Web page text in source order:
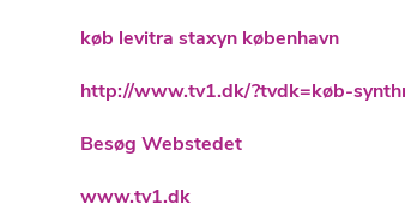
køb levitra staxyn københavn
http://www.tv1.dk/?tvdk=køb-
Besøg Webstedet
www.tv1.dk